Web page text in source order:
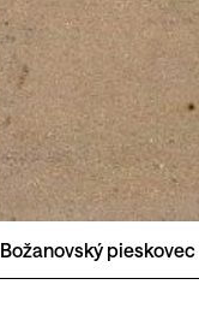
Božanovský pieskovec